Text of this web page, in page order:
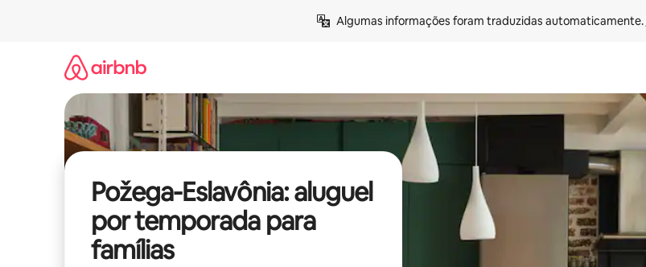
Algumas informações foram traduzidas automaticamente.
Požega-Eslavônia: aluguel
por temporada para
famílias